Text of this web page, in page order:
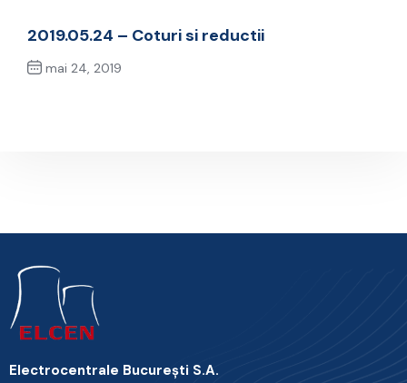
2019.05.24 – Coturi si reductii
mai 24, 2019
Electrocentrale Bucureşti S.A.